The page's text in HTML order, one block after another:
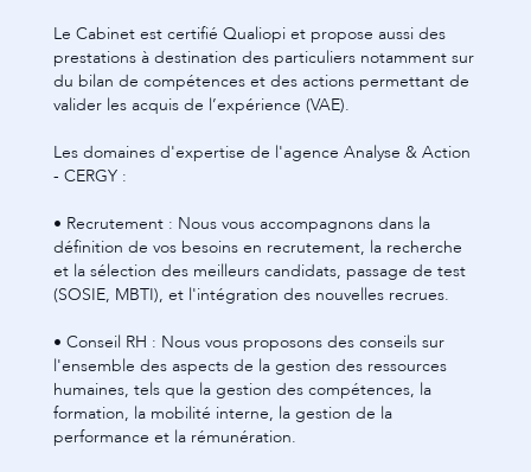
Le Cabinet est certifié Qualiopi et propose aussi des
prestations à destination des particuliers notamment sur
du bilan de compétences et des actions permettant de
valider les acquis de l’expérience (VAE).
Les domaines d'expertise de l'agence Analyse & Action
- CERGY :
• Recrutement : Nous vous accompagnons dans la
définition de vos besoins en recrutement, la recherche
et la sélection des meilleurs candidats, passage de test
(SOSIE, MBTI), et l'intégration des nouvelles recrues.
• Conseil RH : Nous vous proposons des conseils sur
l'ensemble des aspects de la gestion des ressources
humaines, tels que la gestion des compétences, la
formation, la mobilité interne, la gestion de la
performance et la rémunération.